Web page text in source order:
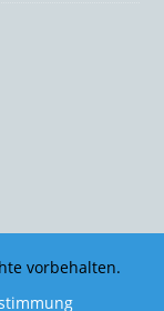
vorbehalten.